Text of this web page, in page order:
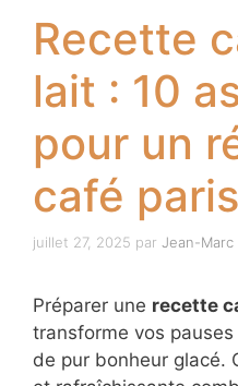
Recette
frappé
astuces
un
parisien
Préparer unerecette
transforme vos